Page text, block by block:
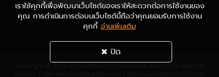
เราใช้คุกกี้เพื่อพัฒนาเว็บไซต์ของเราให้สะดวกต่อการใช้งานของ
คุณ การดำเนินการต่อบนเว็บไซต์นี้ถือว่าคุณยอมรับการใช้งาน
คุกกี้ อ่านเพิ่มเติม
ปิด